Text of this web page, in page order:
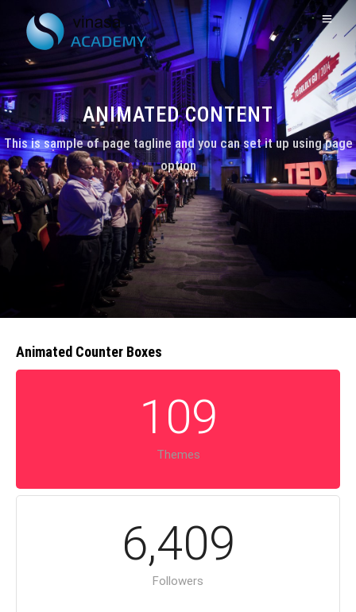
ANIMATED CONTENT
This is sample of page tagline and you can set it up using page
option
Animated Counter Boxes
1 09
Themes
6,409
Followers